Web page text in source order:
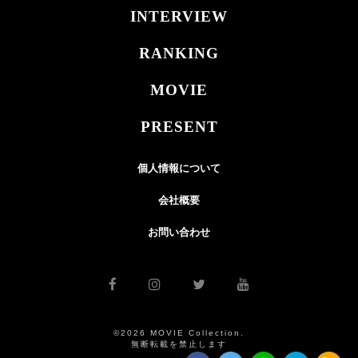
INTERVIEW
RANKING
MOVIE
PRESENT
個人情報について
会社概要
お問い合わせ
©2026 MOVIE Collection.
無断転載を禁止します